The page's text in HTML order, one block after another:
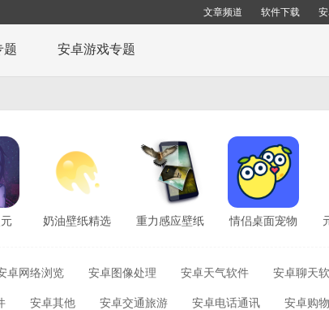
文章频道 软件下载
题 安卓游戏专题
奶油壁纸精选
重力感应壁纸
情侣桌面宠物
卓网络浏览 安卓图像处理 安卓天气软件 安卓聊天
安卓其他 安卓交通旅游 安卓电话通讯 安卓购